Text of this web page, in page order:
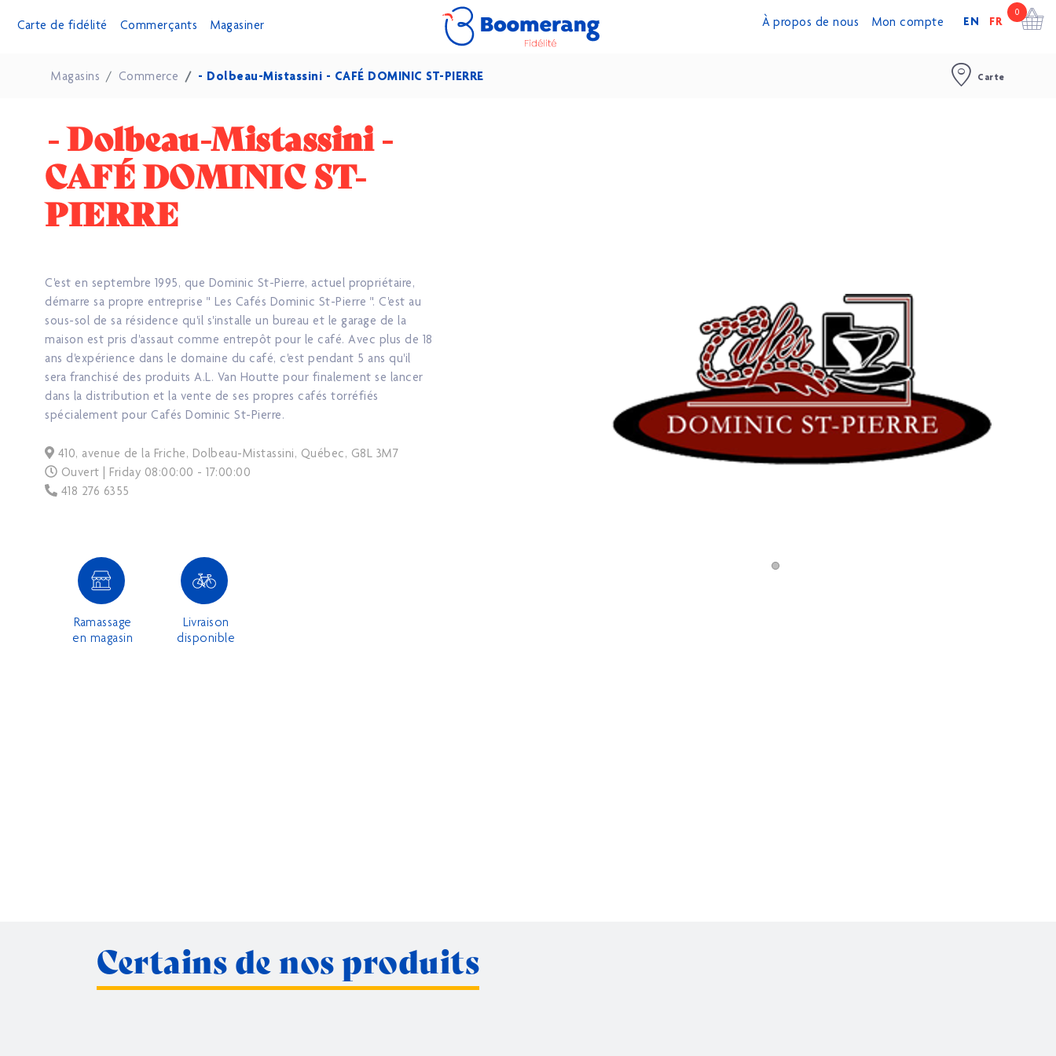
Carte de fidélité Commerçants Magasiner À propos de nous Mon compte EN FR
0
Magasins Commerce - Dolbeau-Mistassini - CAFÉ DOMINIC ST-PIERRE Carte
- Dolbeau-Mistassini -
CAFÉ DOMINIC ST-
PIERRE
C'est en septembre 1995, que Dominic St-Pierre, actuel propriétaire,
démarre sa propre entreprise " Les Cafés Dominic St-Pierre ". C'est au
sous-sol de sa résidence qu'il s'installe un bureau et le garage de la
maison est pris d'assaut comme entrepôt pour le café. Avec plus de 18
ans d'expérience dans le domaine du café, c'est pendant 5 ans qu'il
sera franchisé des produits A.L. Van Houtte pour finalement se lancer
dans la distribution et la vente de ses propres cafés torréfiés
spécialement pour Cafés Dominic St-Pierre.
410, avenue de la Friche, Dolbeau-Mistassini, Québec, G8L 3M7
Ouvert | Friday 08:00:00 - 17:00:00
418 276 6355
Ramassage
en magasin
Livraison
disponible
Certains de nos produits